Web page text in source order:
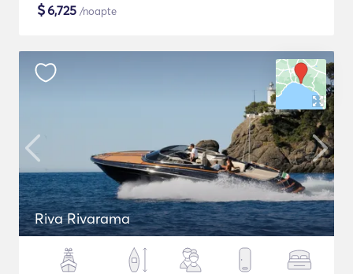
$6,725 /noapte
Riva Rivarama